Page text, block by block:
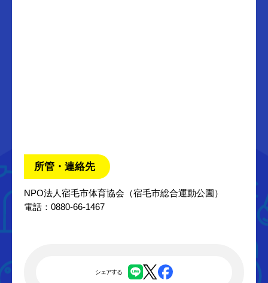
所管・連絡先
NPO法人宿毛市体育協会（宿毛市総合運動公園）
電話：0880-66-1467
シェアする